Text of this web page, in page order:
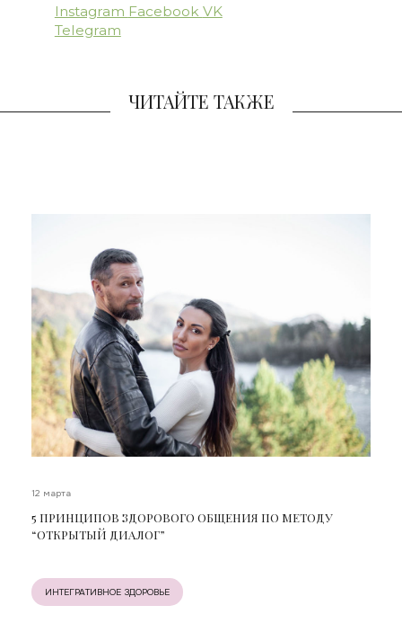
Instagram Facebook VK
Telegram
ЧИТАЙТЕ ТАКЖЕ
12 марта
5 ПРИНЦИПОВ ЗДОРОВОГО ОБЩЕНИЯ ПО МЕТОДУ
“ОТКРЫТЫЙ ДИАЛОГ”
ИНТЕГРАТИВНОЕ ЗДОРОВЬЕ